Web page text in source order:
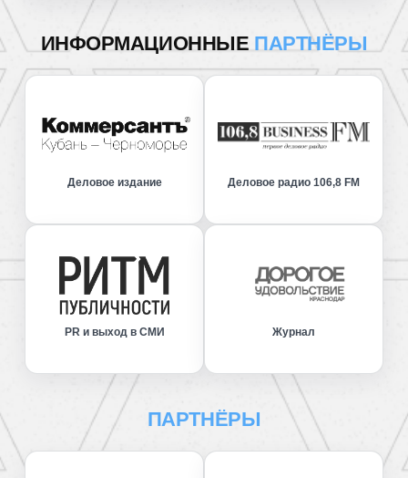
ИНФОРМАЦИОННЫЕ ПАРТНЁРЫ
Деловое издание Деловое радио 106,8 FM
PR и выход в СМИ Журнал
ПАРТНЁРЫ